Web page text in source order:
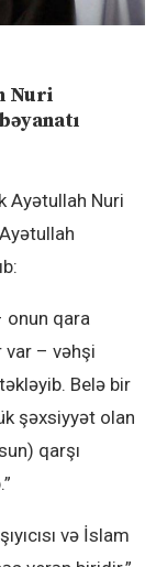
Nuri
Ayətullah Nuri
onun qara
var – vəhşi
Belə bir
şəxsiyyət olan
qarşı
və İslam